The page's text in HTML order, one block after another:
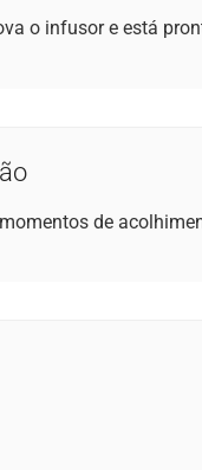
o infusor e está
de